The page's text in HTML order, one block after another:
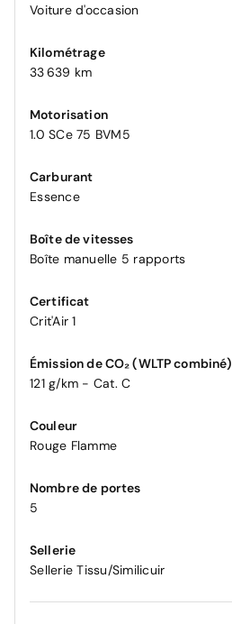
Voiture d'occasion
Kilométrage
33 639 km
Motorisation
1.0 SCe 75 BVM5
Carburant
Essence
Boîte de vitesses
Boîte manuelle 5 rapports
Certificat
Crit'Air 1
Émission de CO₂ (WLTP combiné)
121 g/km - Cat. C
Couleur
Rouge Flamme
Nombre de portes
5
Sellerie
Sellerie Tissu/Similicuir